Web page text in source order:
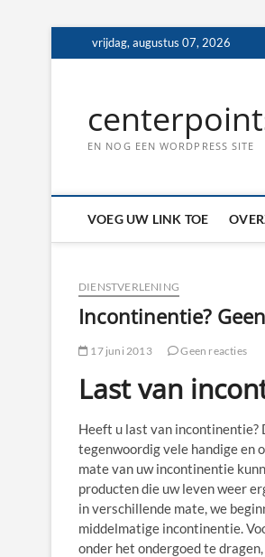
naar
vrijdag, augustus 07, 2026
EN NOG EEN WORDPRESS SITE
VOEG UW LINK TOE
DIENSTVERLENING
Incontinentie?
17 juni 2013 Geen reacties
Last van
Heeft u last van incontinentie?
tegenwoordig vele handige en
mate van uw incontinentie
producten die uw leven weer
in verschillende mate, we
middelmatige incontinentie.
onder het ondergoed te